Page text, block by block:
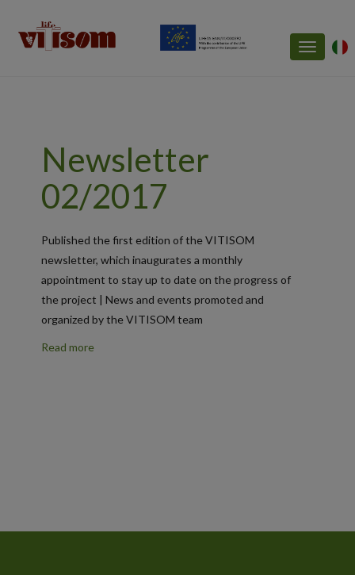
Toggle
Newsletter
02/2017
Published the first edition of the VITISOM
newsletter, which inaugurates a monthly
appointment to stay up to date on the progress of
the project | News and events promoted and
organized by the VITISOM team
Read more